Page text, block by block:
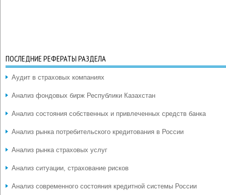
ПОСЛЕДНИЕ РЕФЕРАТЫ РАЗДЕЛА
Аудит в страховых компаниях
Анализ фондовых бирж Республики Казахстан
Анализ состояния собственных и привлеченных средств банка
Анализ рынка потребительского кредитования в России
Анализ рынка страховых услуг
Анализ ситуации, страхование рисков
Анализ современного состояния кредитной системы России